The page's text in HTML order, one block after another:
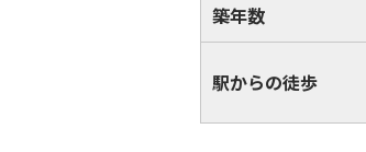
築年数
駅からの徒歩